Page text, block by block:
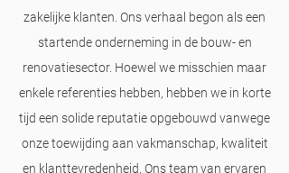
zakelijke klanten. Ons verhaal begon als een
startende onderneming in de bouw- en
renovatiesector. Hoewel we misschien maar
enkele referenties hebben, hebben we in korte
tijd een solide reputatie opgebouwd vanwege
onze toewijding aan vakmanschap, kwaliteit
en klanttevredenheid. Ons team van ervaren